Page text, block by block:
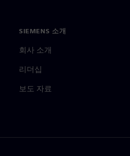
SIEMENS 소개
회사 소개
리더십
보도 자료